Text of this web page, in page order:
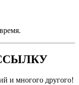
и многого другого!